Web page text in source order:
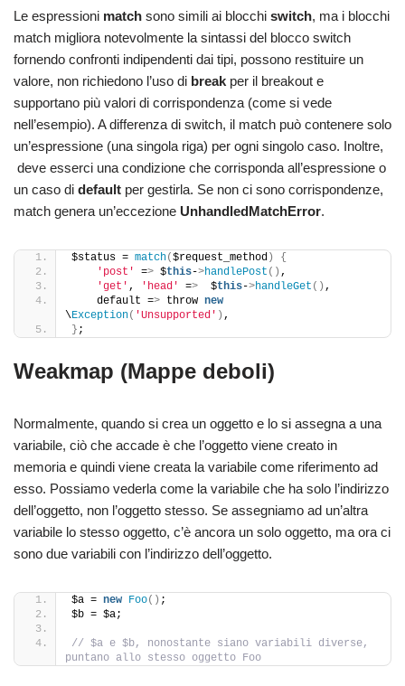
Le espressioni match sono simili ai blocchi switch, ma i blocchi
match migliora notevolmente la sintassi del blocco switch
fornendo confronti indipendenti dai tipi, possono restituire un
valore, non richiedono l’uso di break per il breakout e
supportano più valori di corrispondenza (come si vede
nell’esempio). A differenza di switch, il match può contenere solo
un’espressione (una singola riga) per ogni singolo caso. Inoltre,
deve esserci una condizione che corrisponda all’espressione o
un caso di default per gestirla. Se non ci sono corrispondenze,
match genera un’eccezione UnhandledMatchError.
$status = match($request_method )
{
'post'
=> $this->handlePost () ,
'get' , 'head' =>
  $
this->handleGet () ,
    default =
> throw new
\Exception( 'Unsupported' ) ,
} ;
Weakmap (Mappe deboli)
Normalmente, quando si crea un oggetto e lo si assegna a una
variabile, ciò che accade è che l’oggetto viene creato in
memoria e quindi viene creata la variabile come riferimento ad
esso. Possiamo vederla come la variabile che ha solo l’indirizzo
dell’oggetto, non l’oggetto stesso. Se assegniamo ad un’altra
variabile lo stesso oggetto, c’è ancora un solo oggetto, ma ora ci
sono due variabili con l’indirizzo dell’oggetto.
$a = new Foo() ;
$b = $a;
// $a e $b, nonostante siano variabili diverse,
puntano allo stesso oggetto Foo